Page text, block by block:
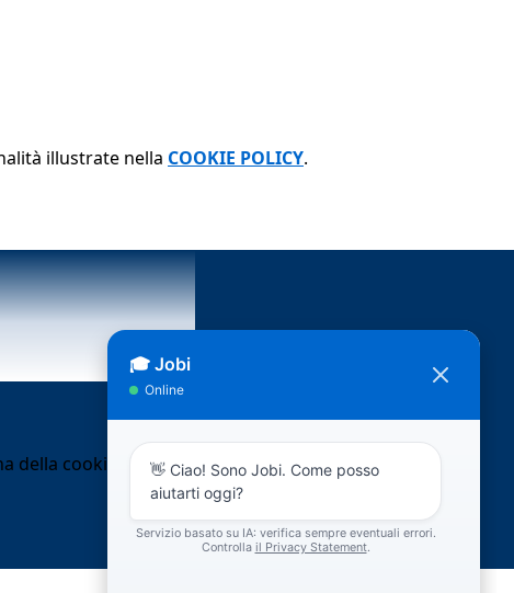
illustrate nella COOKIE POLICY.
della cookie policy.